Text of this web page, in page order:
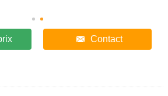
Contact